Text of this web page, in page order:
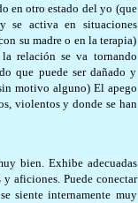
en otro estado del yo (que
se activa en situaciones
su madre o en la terapia)
relación se va tornando
que puede ser dañado y
motivo alguno) El apego
violentos y donde se han
bien. Exhibe adecuadas
aficiones. Puede conectar
siente internamente muy